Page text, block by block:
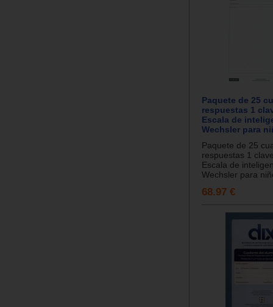
Paquete de 25
respuestas 1
Escala de
Wechsler para
Paquete de 25
respuestas 1
Escala de
Wechsler para
68.97 €